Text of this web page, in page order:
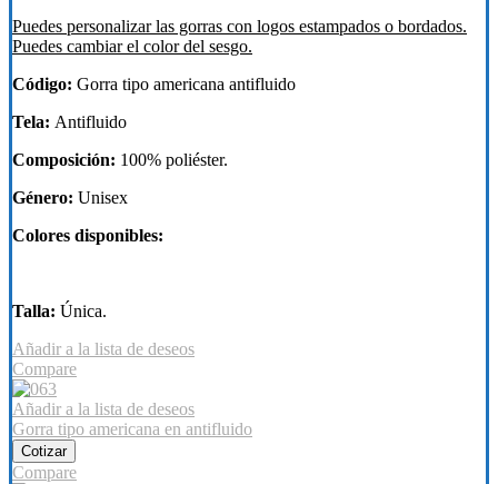
Puedes personalizar las gorras con logos estampados o bordados.
Puedes cambiar el color del sesgo.
Código: Gorra tipo americana antifluido
Tela: Antifluido
Composición: 100% poliéster.
Género: Unisex
Colores disponibles:
Talla: Única.
Añadir a la lista de deseos
Compare
Añadir a la lista de deseos
Gorra tipo americana en antifluido
Cotizar
Compare